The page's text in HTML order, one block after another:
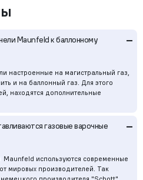
Maunfeld к баллонному
–
настроенные на магистральный газ,
и на баллонный газ. Для этого
находятся дополнительные
газовые варочные
–
Maunfeld используются современные
мировых производителей. Так